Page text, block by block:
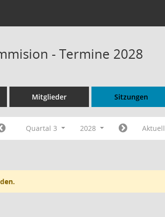
- Termine 2028
Mitglieder Sitzungen
Quartal 3 2028 Aktuell